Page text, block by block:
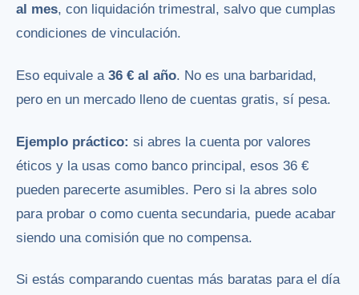
al mes, con liquidación trimestral, salvo que cumplas
condiciones de vinculación.
Eso equivale a 36 € al año. No es una barbaridad,
pero en un mercado lleno de cuentas gratis, sí pesa.
Ejemplo práctico: si abres la cuenta por valores
éticos y la usas como banco principal, esos 36 €
pueden parecerte asumibles. Pero si la abres solo
para probar o como cuenta secundaria, puede acabar
siendo una comisión que no compensa.
Si estás comparando cuentas más baratas para el día